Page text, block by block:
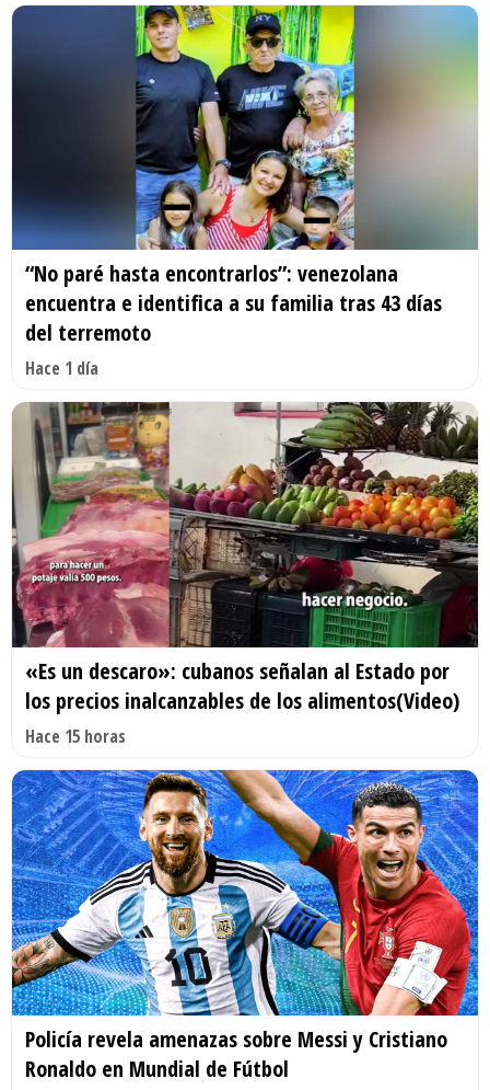
“No paré hasta encontrarlos”: venezolana
encuentra e identifica a su familia tras 43 días
del terremoto
Hace 1 día
«Es un descaro»: cubanos señalan al Estado por
los precios inalcanzables de los alimentos(Video)
Hace 15 horas
Policía revela amenazas sobre Messi y Cristiano
Ronaldo en Mundial de Fútbol